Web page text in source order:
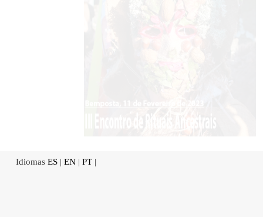
Idiomas ES | EN | PT |